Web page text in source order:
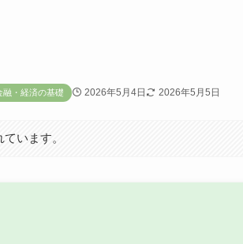
融・経済の基礎 2026年5月4日 2026年5月5日
います。